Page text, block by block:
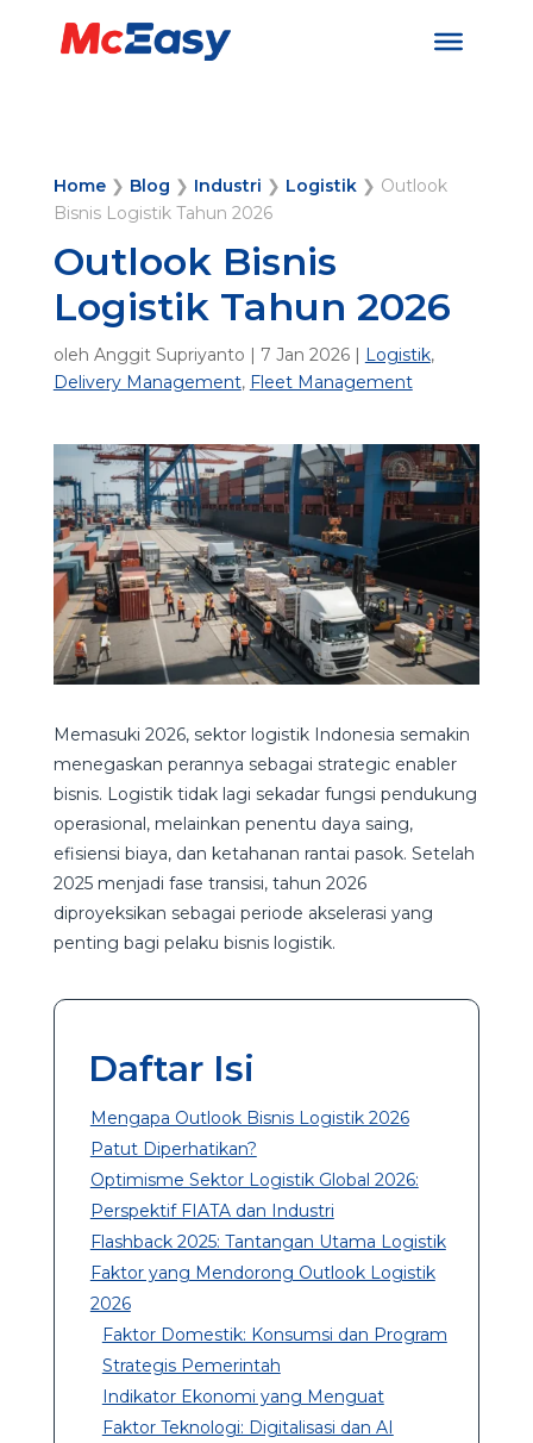
Home❯ Blog ❯ Industri ❯ Logistik❯ Outlook
Bisnis Logistik Tahun 2026
Outlook Bisnis
Logistik Tahun 2026
oleh Anggit Supriyanto | 7 Jan 2026| Logistik,
Delivery Management, Fleet Management
Memasuki 2026, sektor logistik Indonesia semakin
menegaskan perannya sebagai strategic enabler
bisnis. Logistik tidak lagi sekadar fungsi pendukung
operasional, melainkan penentu daya saing,
efisiensi biaya, dan ketahanan rantai pasok. Setelah
2025 menjadi fase transisi, tahun 2026
diproyeksikan sebagai periode akselerasi yang
penting bagi pelaku bisnis logistik.
Daftar Isi
Mengapa Outlook Bisnis Logistik 2026
Patut Diperhatikan?
Optimisme Sektor Logistik Global 2026:
Perspektif FIATA dan Industri
Flashback 2025: Tantangan Utama Logistik
Faktor yang Mendorong Outlook Logistik
2026
Faktor Domestik: Konsumsi dan Program
Strategis Pemerintah
Indikator Ekonomi yang Menguat
Faktor Teknologi: Digitalisasi dan AI